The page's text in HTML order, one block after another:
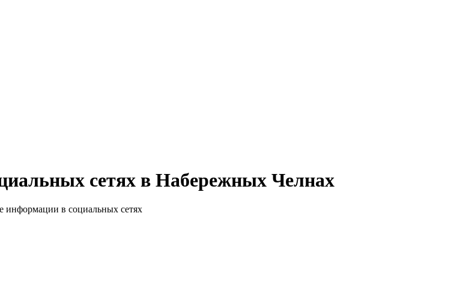
сетях в Набережных Челнах
информации в социальных сетях